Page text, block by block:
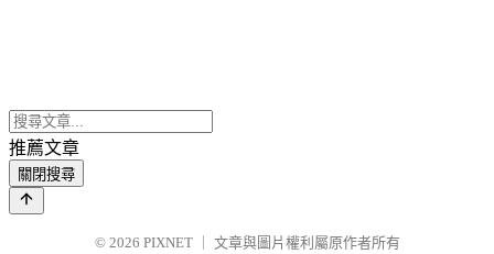
推薦文章
關閉搜尋
© 2026 PIXNET
文章與圖片權利屬原作者所有